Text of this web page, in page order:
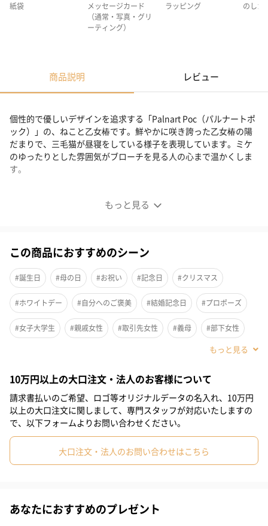
紙袋
メッセージカード
（通常・写真・グリ
ーティング）
ラッピング のしカ
商品説明 レビュー
もっと見る
個性的で優しいデザインを追求する「Palnart Poc（パルナートポ
ック）」の、ねこと乙女椿です。鮮やかに咲き誇った乙女椿の陽
だまりで、三毛猫が昼寝をしている様子を表現しています。ミケ
のゆったりとした雰囲気がブローチを見る人の心まで温かくしま
す。
乙女椿と三毛猫ブローチ
に囲まれて気持ちよさそうに眠っているミケ。ご満悦な表情につ
られて幸せな気持ちになれるアイテムです。シンプルなコートや
この商品におすすめのシーン
#誕生日 #母の日 #お祝い #記念日 #クリスマス
#ホワイトデー #自分へのご褒美 #結婚記念日 #プロポーズ
#女子大学生 #親戚女性 #取引先女性 #義母 #部下女性
#上司女性
#祖母 #母親 #妻 #女性 #女友達 #20代前半
#20代後半 #30代 #40代 #50代 #60代 #70代
#80代 #90代
10万円以上の大口注文・法人のお客様について
請求書払いのご希望、ロゴ等オリジナルデータの名入れ、10万円
以上の大口注文に関しまして、専門スタッフが対応いたしますの
で、以下フォームよりお問い合わせください。
大口注文・法人のお問い合わせはこちら
あなたにおすすめのプレゼント